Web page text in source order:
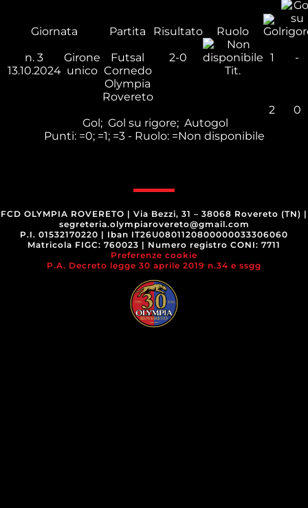
Giornata Partita Risultato
Ruolo
n.3
13.10.2024
Girone
unico
Futsal
Cornedo
Olympia
Rovereto
2-0
Tit.
1 -
2
0
Gol; Gol su rigore; Autogol
Punti: =0; =1; =3 - Ruolo: =Non disponibile
FCD OLYMPIA ROVERETO | Via Bezzi, 31 – 38068 Rovereto (TN) |
segreteria.olympiarovereto@gmail.com
P.I. 01532170220 | Iban IT26U0801120800000033306060
Matricola FIGC: 760023 | Numero registro CONI: 7711
Preferenze cookie
P.A. Decreto legge 30 aprile 2019 n.34 e ssgg